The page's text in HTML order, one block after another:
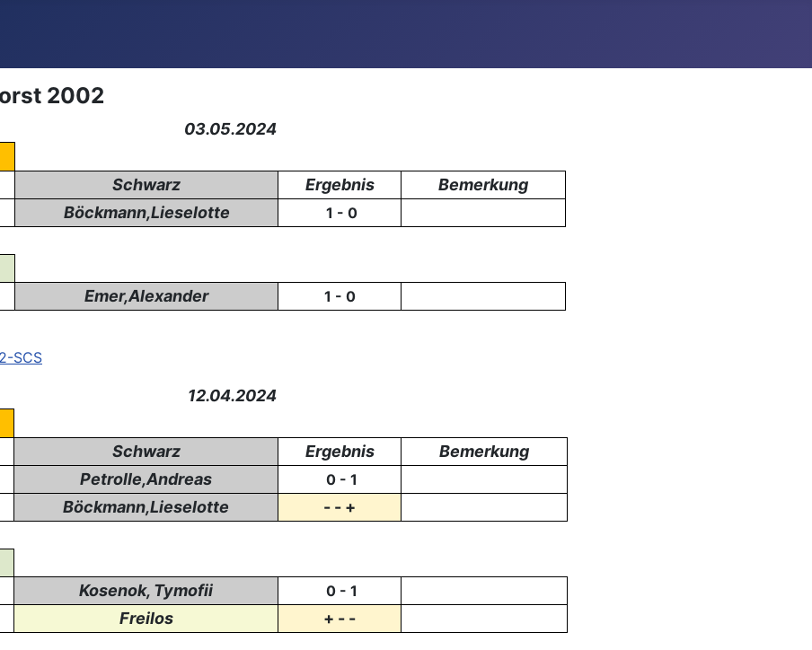
2002
03.05.2024
Schwarz Ergebnis
Bemerkung
Böckmann,Lieselotte 1 - 0
Emer,Alexander 1 - 0
SCS
12.04.2024
Schwarz Ergebnis
Bemerkung
Petrolle,Andreas 0 - 1
Böckmann,Lieselotte - - +
Kosenok, Tymofii 0 - 1
Freilos + - -